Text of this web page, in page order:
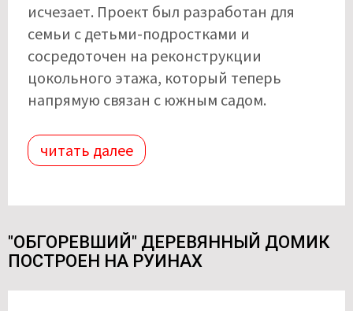
исчезает. Проект был разработан для
семьи с детьми-подростками и
сосредоточен на реконструкции
цокольного этажа, который теперь
напрямую связан с южным садом.
читать далее
"ОБГОРЕВШИЙ" ДЕРЕВЯННЫЙ ДОМИК
ПОСТРОЕН НА РУИНАХ